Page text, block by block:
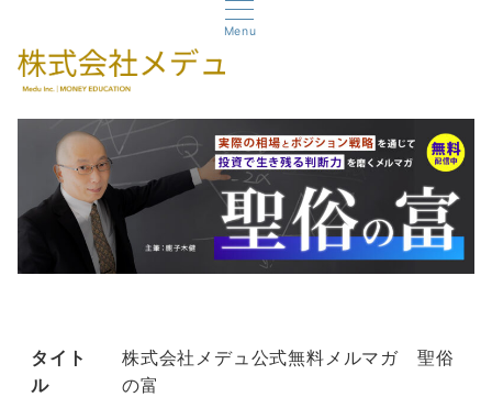
Menu
タイト
ル
株式会社メデュ公式無料メルマガ 聖俗
の富